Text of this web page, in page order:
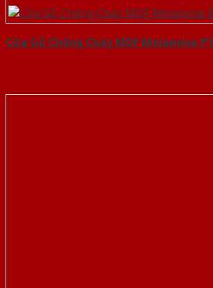
Cửa Gỗ Chống Cháy MDF Melamine P1